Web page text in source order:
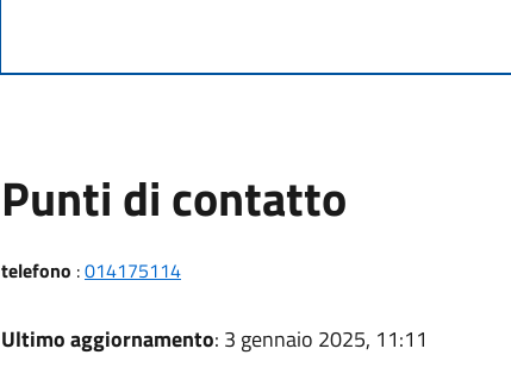
Punti di contatto
telefono :014175114
Ultimo aggiornamento: 3 gennaio 2025, 11:11